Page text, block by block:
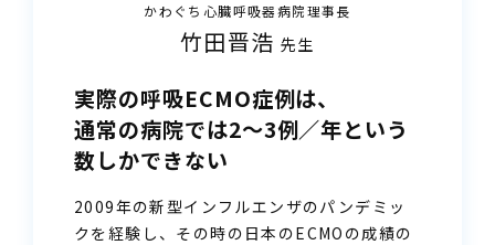
かわぐち心臓呼吸器病院理事長
竹田晋浩先生
実際の呼吸ECMO症例は、
通常の病院では2〜3例／年という
数しかできない
2009年の新型インフルエンザのパンデミッ
クを経験し、その時の日本のECMOの成績の